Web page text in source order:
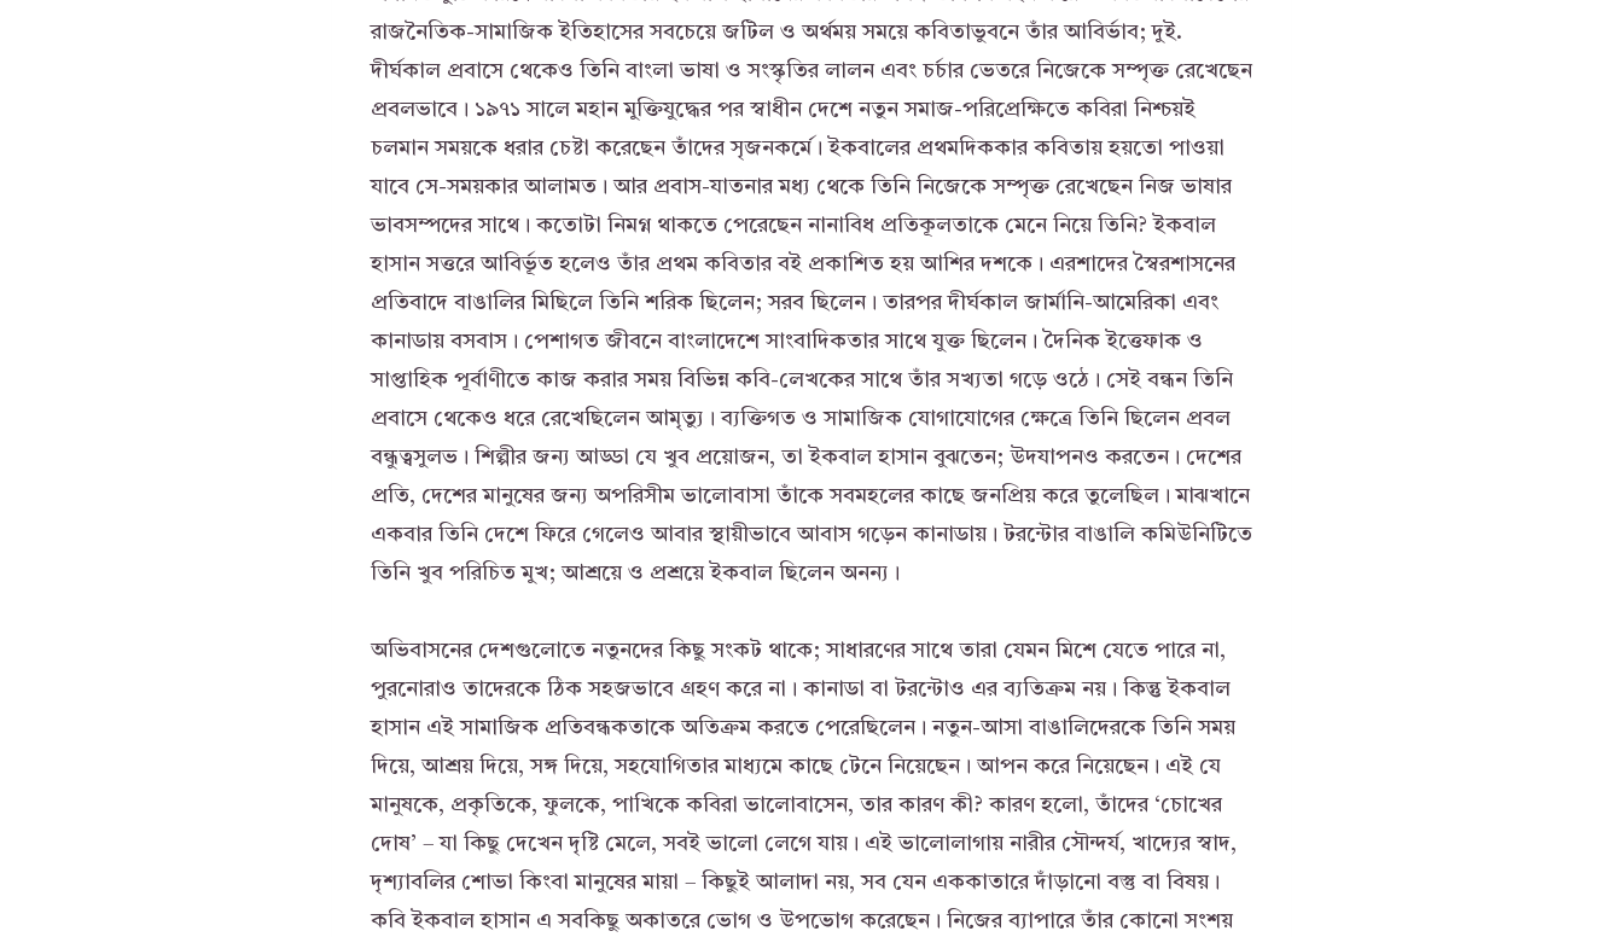
রাজনৈতিক-সামাজিক ইতিহাসের সবচেয়ে জটিল ও অর্থময় সময়ে কবিতাভুবনে তাঁর আবির্ভাব; দুই.
দীর্ঘকাল প্রবাসে থেকেও তিনি বাংলা ভাষা ও সংস্কৃতির লালন এবং চর্চার ভেতরে নিজেকে সম্পৃক্ত রেখেছেন
প্রবলভাবে। ১৯৭১ সালে মহান মুক্তিযুদ্ধের পর স্বাধীন দেশে নতুন সমাজ-পরিপ্রেক্ষিতে কবিরা নিশ্চয়ই
চলমান সময়কে ধরার চেষ্টা করেছেন তাঁদের সৃজনকর্মে। ইকবালের প্রথমদিককার কবিতায় হয়তো পাওয়া
যাবে সে-সময়কার আলামত। আর প্রবাস-যাতনার মধ্য থেকে তিনি নিজেকে সম্পৃক্ত রেখেছেন নিজ ভাষার
ভাবসম্পদের সাথে। কতোটা নিমগ্ন থাকতে পেরেছেন নানাবিধ প্রতিকূলতাকে মেনে নিয়ে তিনি? ইকবাল
হাসান সত্তরে আবির্ভূত হলেও তাঁর প্রথম কবিতার বই প্রকাশিত হয় আশির দশকে। এরশাদের স্বৈরশাসনের
প্রতিবাদে বাঙালির মিছিলে তিনি শরিক ছিলেন; সরব ছিলেন। তারপর দীর্ঘকাল জার্মানি-আমেরিকা এবং
কানাডায় বসবাস। পেশাগত জীবনে বাংলাদেশে সাংবাদিকতার সাথে যুক্ত ছিলেন। দৈনিক ইত্তেফাক ও
সাপ্তাহিক পূর্বাণীতে কাজ করার সময় বিভিন্ন কবি-লেখকের সাথে তাঁর সখ্যতা গড়ে ওঠে। সেই বন্ধন তিনি
প্রবাসে থেকেও ধরে রেখেছিলেন আমৃত্যু। ব্যক্তিগত ও সামাজিক যোগাযোগের ক্ষেত্রে তিনি ছিলেন প্রবল
বন্ধুত্বসুলভ। শিল্পীর জন্য আড্ডা যে খুব প্রয়োজন, তা ইকবাল হাসান বুঝতেন; উদযাপনও করতেন। দেশের
প্রতি, দেশের মানুষের জন্য অপরিসীম ভালোবাসা তাঁকে সবমহলের কাছে জনপ্রিয় করে তুলেছিল। মাঝখানে
একবার তিনি দেশে ফিরে গেলেও আবার স্থায়ীভাবে আবাস গড়েন কানাডায়। টরন্টোর বাঙালি কমিউনিটিতে
তিনি খুব পরিচিত মুখ; আশ্রয়ে ও প্রশ্রয়ে ইকবাল ছিলেন অনন্য।
অভিবাসনের দেশগুলোতে নতুনদের কিছু সংকট থাকে; সাধারণের সাথে তারা যেমন মিশে যেতে পারে না,
পুরনোরাও তাদেরকে ঠিক সহজভাবে গ্রহণ করে না। কানাডা বা টরন্টোও এর ব্যতিক্রম নয়। কিন্তু ইকবাল
হাসান এই সামাজিক প্রতিবন্ধকতাকে অতিক্রম করতে পেরেছিলেন। নতুন-আসা বাঙালিদেরকে তিনি সময়
দিয়ে, আশ্রয় দিয়ে, সঙ্গ দিয়ে, সহযোগিতার মাধ্যমে কাছে টেনে নিয়েছেন। আপন করে নিয়েছেন। এই যে
মানুষকে, প্রকৃতিকে, ফুলকে, পাখিকে কবিরা ভালোবাসেন, তার কারণ কী? কারণ হলো, তাঁদের ‘চোখের
দোষ’ – যা কিছু দেখেন দৃষ্টি মেলে, সবই ভালো লেগে যায়। এই ভালোলাগায় নারীর সৌন্দর্য, খাদ্যের স্বাদ,
দৃশ্যাবলির শোভা কিংবা মানুষের মায়া – কিছুই আলাদা নয়, সব যেন এককাতারে দাঁড়ানো বস্তু বা বিষয়।
কবি ইকবাল হাসান এ সবকিছু অকাতরে ভোগ ও উপভোগ করেছেন। নিজের ব্যাপারে তাঁর কোনো সংশয়